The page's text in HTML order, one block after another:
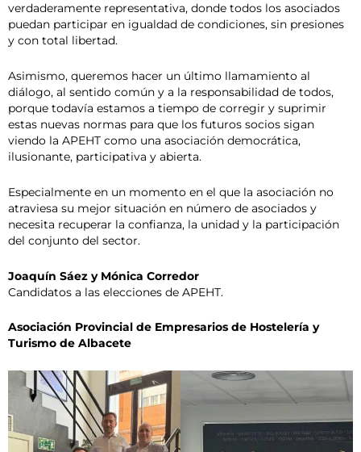
verdaderamente representativa, donde todos los asociados
puedan participar en igualdad de condiciones, sin presiones
y con total libertad.
Asimismo, queremos hacer un último llamamiento al
diálogo, al sentido común y a la responsabilidad de todos,
porque todavía estamos a tiempo de corregir y suprimir
estas nuevas normas para que los futuros socios sigan
viendo la APEHT como una asociación democrática,
ilusionante, participativa y abierta.
Especialmente en un momento en el que la asociación no
atraviesa su mejor situación en número de asociados y
necesita recuperar la confianza, la unidad y la participación
del conjunto del sector.
Joaquín Sáez y Mónica Corredor
Candidatos a las elecciones de APEHT.
Asociación Provincial de Empresarios de Hostelería y
Turismo de Albacete